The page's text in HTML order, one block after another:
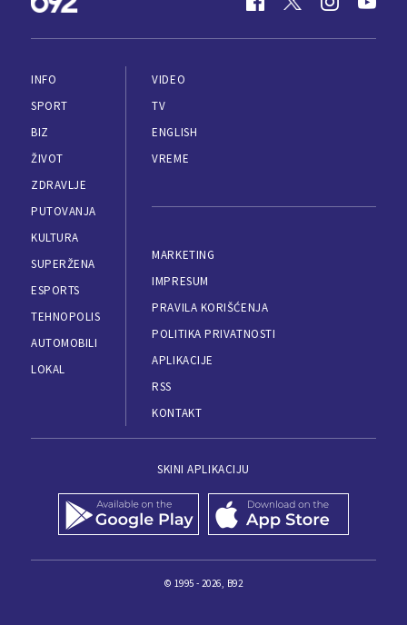
INFO
SPORT
BIZ
ŽIVOT
ZDRAVLJE
PUTOVANJA
KULTURA
SUPERŽENA
ESPORTS
TEHNOPOLIS
AUTOMOBILI
LOKAL
VIDEO
TV
ENGLISH
VREME
MARKETING
IMPRESUM
PRAVILA KORIŠĆENJA
POLITIKA PRIVATNOSTI
APLIKACIJE
RSS
KONTAKT
SKINI APLIKACIJU
© 1995 - 2026, B92